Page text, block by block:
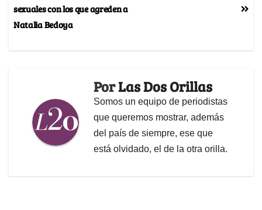
sexuales con los que agreden a
Natalia Bedoya
PorLas Dos Orillas
Somos un equipo de periodistas
que queremos mostrar, además
del país de siempre, ese que
está olvidado, el de la otra orilla.